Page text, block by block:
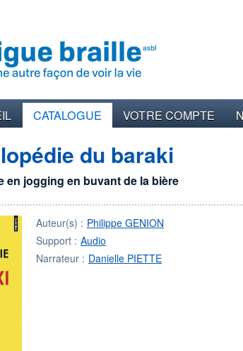
CATALOGUE VOTRE COMPTE
du baraki
en jogging en buvant de la bière
Auteur(s) : Philippe GENION
Support : Audio
Narrateur : Danielle PIETTE